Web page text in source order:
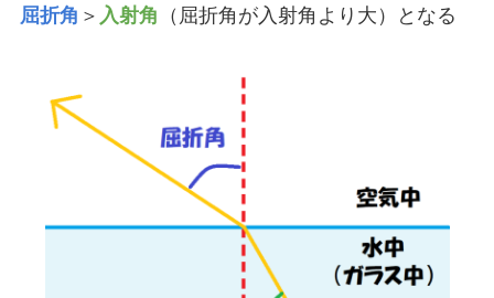
屈折角 ＞ 入射角 （屈折角が入射角より大）となる